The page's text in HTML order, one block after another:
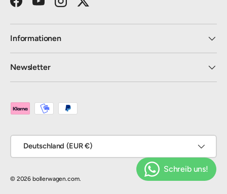
FacebookYouTubeInstagramTwitter
Informationen
Newsletter
Zahlungsmethoden
Deutschland (EUR €)
© 2026 bollerwagen.com.